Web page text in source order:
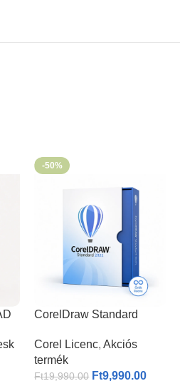
-50%
CorelDraw Standard
Corel Licenc, Akciós
termék
Ft19,990.00 Ft9,990.00